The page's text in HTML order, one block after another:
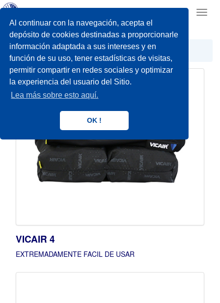
Al continuar con la navegación, acepta el
depósito de cookies destinadas a proporcionarle
información adaptada a sus intereses y en
función de su uso, tener estadísticas de visitas,
permitir compartir en redes sociales y optimizar
la experiencia del usuario del Sitio.
Lea más sobre esto aquí.
OK !
Posicionamiento Vicair
VICAIR 4
EXTREMADAMENTE FACIL DE USAR